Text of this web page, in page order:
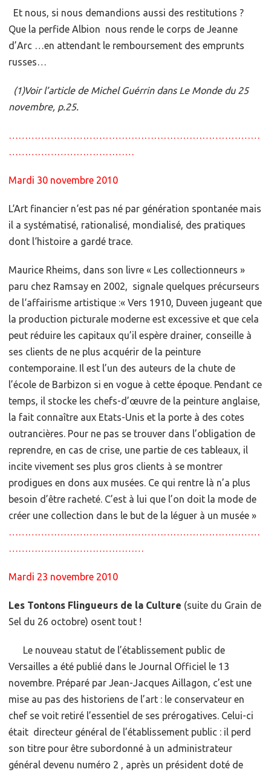
Et nous, si nous demandions aussi des restitutions ?
Que la perfide Albion nous rende le corps de Jeanne
d’Arc …en attendant le remboursement des emprunts
russes…
(1)Voir l’article de Michel Guérrin dans Le Monde du 25
novembre, p.25.
……………………………………………………………………
…………………………………
Mardi 30 novembre 2010
L‘Art financier n‘est pas né par génération spontanée mais
il a systématisé, rationalisé, mondialisé, des pratiques
dont l‘histoire a gardé trace.
Maurice Rheims, dans son livre « Les collectionneurs »
paru chez Ramsay en 2002, signale quelques précurseurs
de l‘affairisme artistique :« Vers 1910, Duveen jugeant que
la production picturale moderne est excessive et que cela
peut réduire les capitaux qu’il espère drainer, conseille à
ses clients de ne plus acquérir de la peinture
contemporaine. Il est l’un des auteurs de la chute de
l’école de Barbizon si en vogue à cette époque. Pendant ce
temps, il stocke les chefs-d’œuvre de la peinture anglaise,
la fait connaître aux Etats-Unis et la porte à des cotes
outrancières. Pour ne pas se trouver dans l’obligation de
reprendre, en cas de crise, une partie de ces tableaux, il
incite vivement ses plus gros clients à se montrer
prodigues en dons aux musées. Ce qui rentre là n’a plus
besoin d’être racheté. C’est à lui que l’on doit la mode de
créer une collection dans le but de la léguer à un musée »
……………………………………………………………………
……………………………………
Mardi 23 novembre 2010
Les Tontons Flingueurs de la Culture (suite du Grain de
Sel du 26 octobre) osent tout !
Le nouveau statut de l’établissement public de
Versailles a été publié dans le Journal Officiel le 13
novembre. Préparé par Jean-Jacques Aillagon, c’est une
mise au pas des historiens de l’art : le conservateur en
chef se voit retiré l’essentiel de ses prérogatives. Celui-ci
était directeur général de l’établissement public : il perd
son titre pour être subordonné à un administrateur
général devenu numéro 2 , après un président doté de